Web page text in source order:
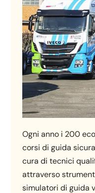
Ogni anno i 200
corsi di guida
cura di tecnici
attraverso
simulatori di guida